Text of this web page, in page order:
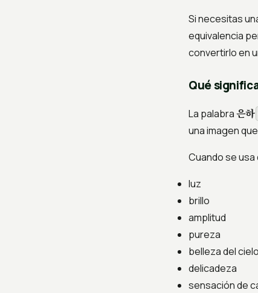
Si necesitas
equivalencia
convertirlo en
Qué
La palabra은하
una imagen
Cuando se
luz
brillo
amplitud
pureza
belleza del cielo
delicadeza
sensación de